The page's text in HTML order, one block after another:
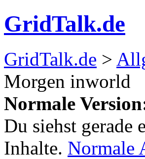
GridTalk.de
GridTalk.de >
Morgen inworld
Normale
Du siehst gerade
Inhalte. Normale